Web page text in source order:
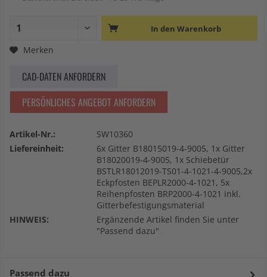
In den Warenkorb
Merken
CAD-DATEN ANFORDERN
PERSÖNLICHES ANGEBOT ANFORDERN
Artikel-Nr.:
SW10360
Liefereinheit:
6x Gitter B18015019-4-9005, 1x Gitter
B18020019-4-9005, 1x Schiebetür
BSTLR18012019-TS01-4-1021-4-9005,2x
Eckpfosten BEPLR2000-4-1021, 5x
Reihenpfosten BRP2000-4-1021 inkl.
Gitterbefestigungsmaterial
HINWEIS:
Ergänzende Artikel finden Sie unter
"Passend dazu"
Passend dazu